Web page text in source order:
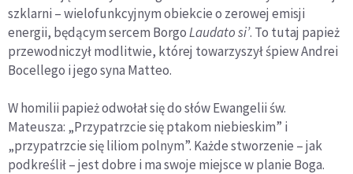
szklarni – wielofunkcyjnym obiekcie o zerowej emisji
energii, będącym sercem BorgoLaudato si’. To tutaj papież
przewodniczył modlitwie, której towarzyszył śpiew Andrei
Bocellego i jego syna Matteo.
W homilii papież odwołał się do słów Ewangelii św.
Mateusza: „Przypatrzcie się ptakom niebieskim” i
„przypatrzcie się liliom polnym”. Każde stworzenie – jak
podkreślił – jest dobre i ma swoje miejsce w planie Boga.